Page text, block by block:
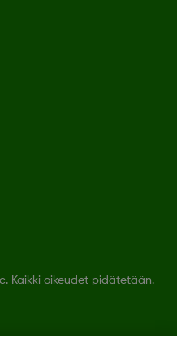
Kaikki oikeudet pidätetään.